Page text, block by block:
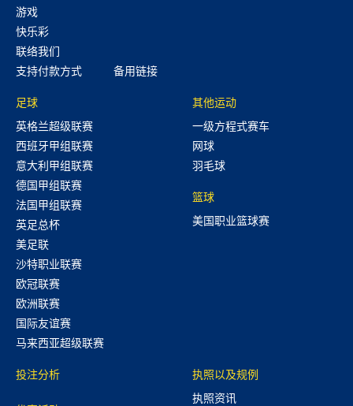
游戏
快乐彩
联络我们
支持付款方式
备用链接
足球
英格兰超级联赛
西班牙甲组联赛
意大利甲组联赛
德国甲组联赛
法国甲组联赛
英足总杯
美足联
沙特职业联赛
欧冠联赛
欧洲联赛
国际友谊赛
马来西亚超级联赛
其他运动
一级方程式赛车
网球
羽毛球
篮球
美国职业篮球赛
投注分析
执照以及规例
执照资讯